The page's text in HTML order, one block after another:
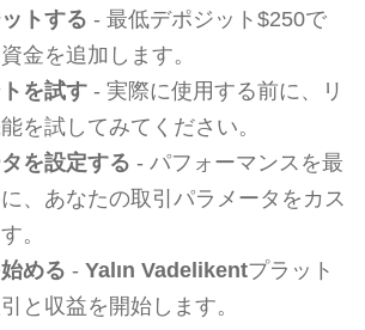
トする - 最低デポジット$250で
金を追加します。
を試す- 実際に使用する前に、リ
を試してみてください。
を設定する - パフォーマンスを最
、あなたの取引パラメータをカス
。
める - Yalın Vadelikentプラット
と収益を開始します。